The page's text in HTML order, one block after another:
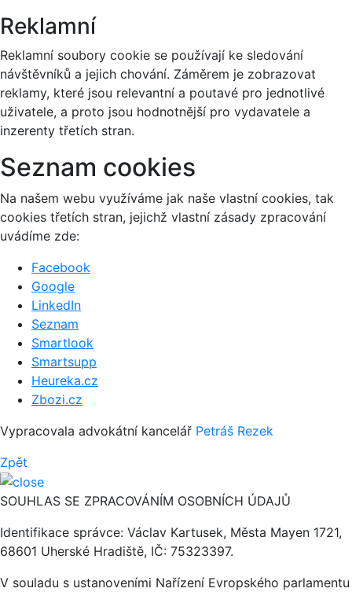
Reklamní
Reklamní soubory cookie se používají ke sledování
návštěvníků a jejich chování. Záměrem je zobrazovat
reklamy, které jsou relevantní a poutavé pro jednotlivé
uživatele, a proto jsou hodnotnější pro vydavatele a
inzerenty třetích stran.
Seznam cookies
Na našem webu využíváme jak naše vlastní cookies, tak
cookies třetích stran, jejichž vlastní zásady zpracování
uvádíme zde:
Facebook
Google
LinkedIn
Seznam
Smartlook
Smartsupp
Heureka.cz
Zbozi.cz
Vypracovala advokátní kancelář Petráš Rezek
Zpět
SOUHLAS SE ZPRACOVÁNÍM OSOBNÍCH ÚDAJŮ
Identifikace správce: Václav Kartusek, Města Mayen 1721,
68601 Uherské Hradiště, IČ: 75323397.
V souladu s ustanoveními Nařízení Evropského parlamentu